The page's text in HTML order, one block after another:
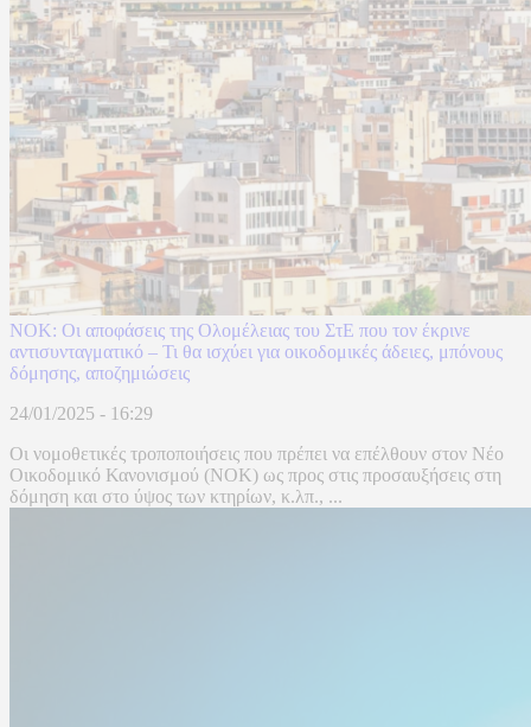
ΝΟΚ: Οι αποφάσεις της Ολομέλειας του ΣτΕ που τον έκρινε
αντισυνταγματικό – Τι θα ισχύει για οικοδομικές άδειες, μπόνους
δόμησης, αποζημιώσεις
24/01/2025 - 16:29
Οι νομοθετικές τροποποιήσεις που πρέπει να επέλθουν στον Νέο
Οικοδομικό Κανονισμού (ΝΟΚ) ως προς στις προσαυξήσεις στη
δόμηση και στο ύψος των κτηρίων, κ.λπ., ...